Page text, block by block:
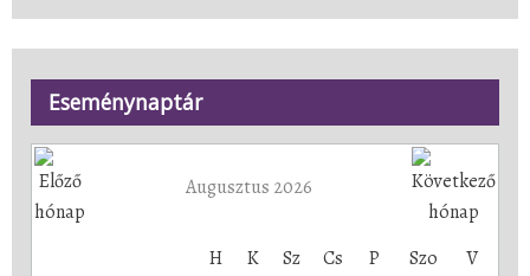
Eseménynaptár
Augusztus 2026
H K Sz Cs P Szo
V